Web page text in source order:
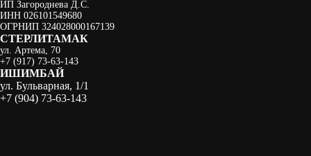
ИП Загороднева Д.С.
ИНН 026101549680
ОГРНИП 324028000167139
СТЕРЛИТАМАК
ул. Артема, 70
+7 (917) 73-63-143
ИШИМБА Й
ул. Бульварная, 1/1
+7 (904) 73-63-143